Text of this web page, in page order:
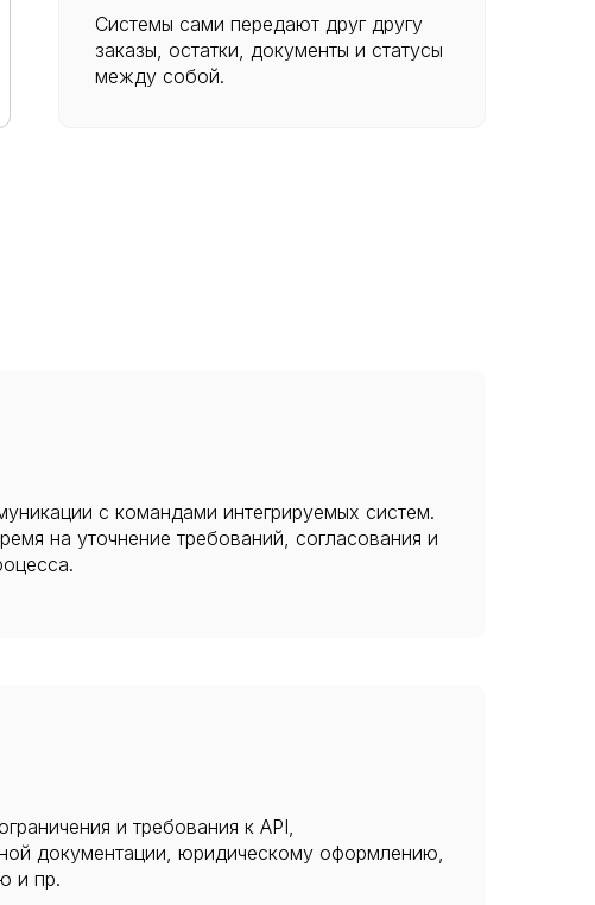
Системы сами передают друг другу
заказы, остатки, документы и статусы
между собой.
с командами интегрируемых систем.
на уточнение требований, согласования и
и требования к API,
документации, юридическому оформлению,
и пр.